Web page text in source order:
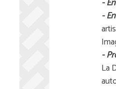
-
-
-
La